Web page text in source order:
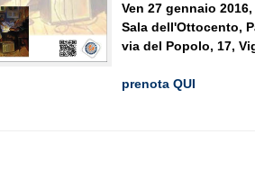
Ven 27 gennaio 2016,
Sala dell'Ottocento,
via del Popolo, 17,
prenota QUI